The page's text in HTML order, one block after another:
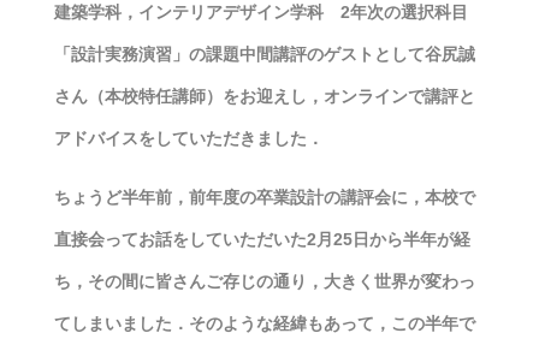
建築学科，インテリアデザイン学科 2年次の選択科目
「設計実務演習」の課題中間講評のゲストとして谷尻誠
さん（本校特任講師）をお迎えし，オンラインで講評と
アドバイスをしていただきました．
ちょうど半年前，前年度の卒業設計の講評会に，本校で
直接会ってお話をしていただいた2月25日から半年が経
ち，その間に皆さんご存じの通り，大きく世界が変わっ
てしまいました．そのような経緯もあって，この半年で